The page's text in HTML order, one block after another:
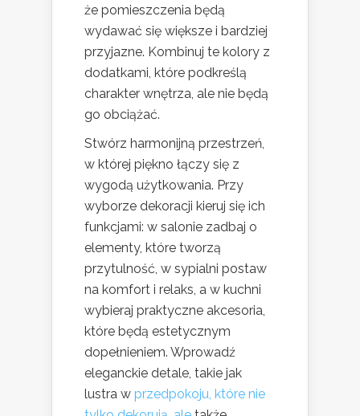
że pomieszczenia będą
wydawać się większe i bardziej
przyjazne. Kombinuj te kolory z
dodatkami, które podkreślą
charakter wnętrza, ale nie będą
go obciążać.
Stwórz harmonijną przestrzeń,
w której piękno łączy się z
wygodą użytkowania. Przy
wyborze dekoracji kieruj się ich
funkcjami: w salonie zadbaj o
elementy, które tworzą
przytulność, w sypialni postaw
na komfort i relaks, a w kuchni
wybieraj praktyczne akcesoria,
które będą estetycznym
dopełnieniem. Wprowadź
eleganckie detale, takie jak
lustra w przedpokoju, które nie